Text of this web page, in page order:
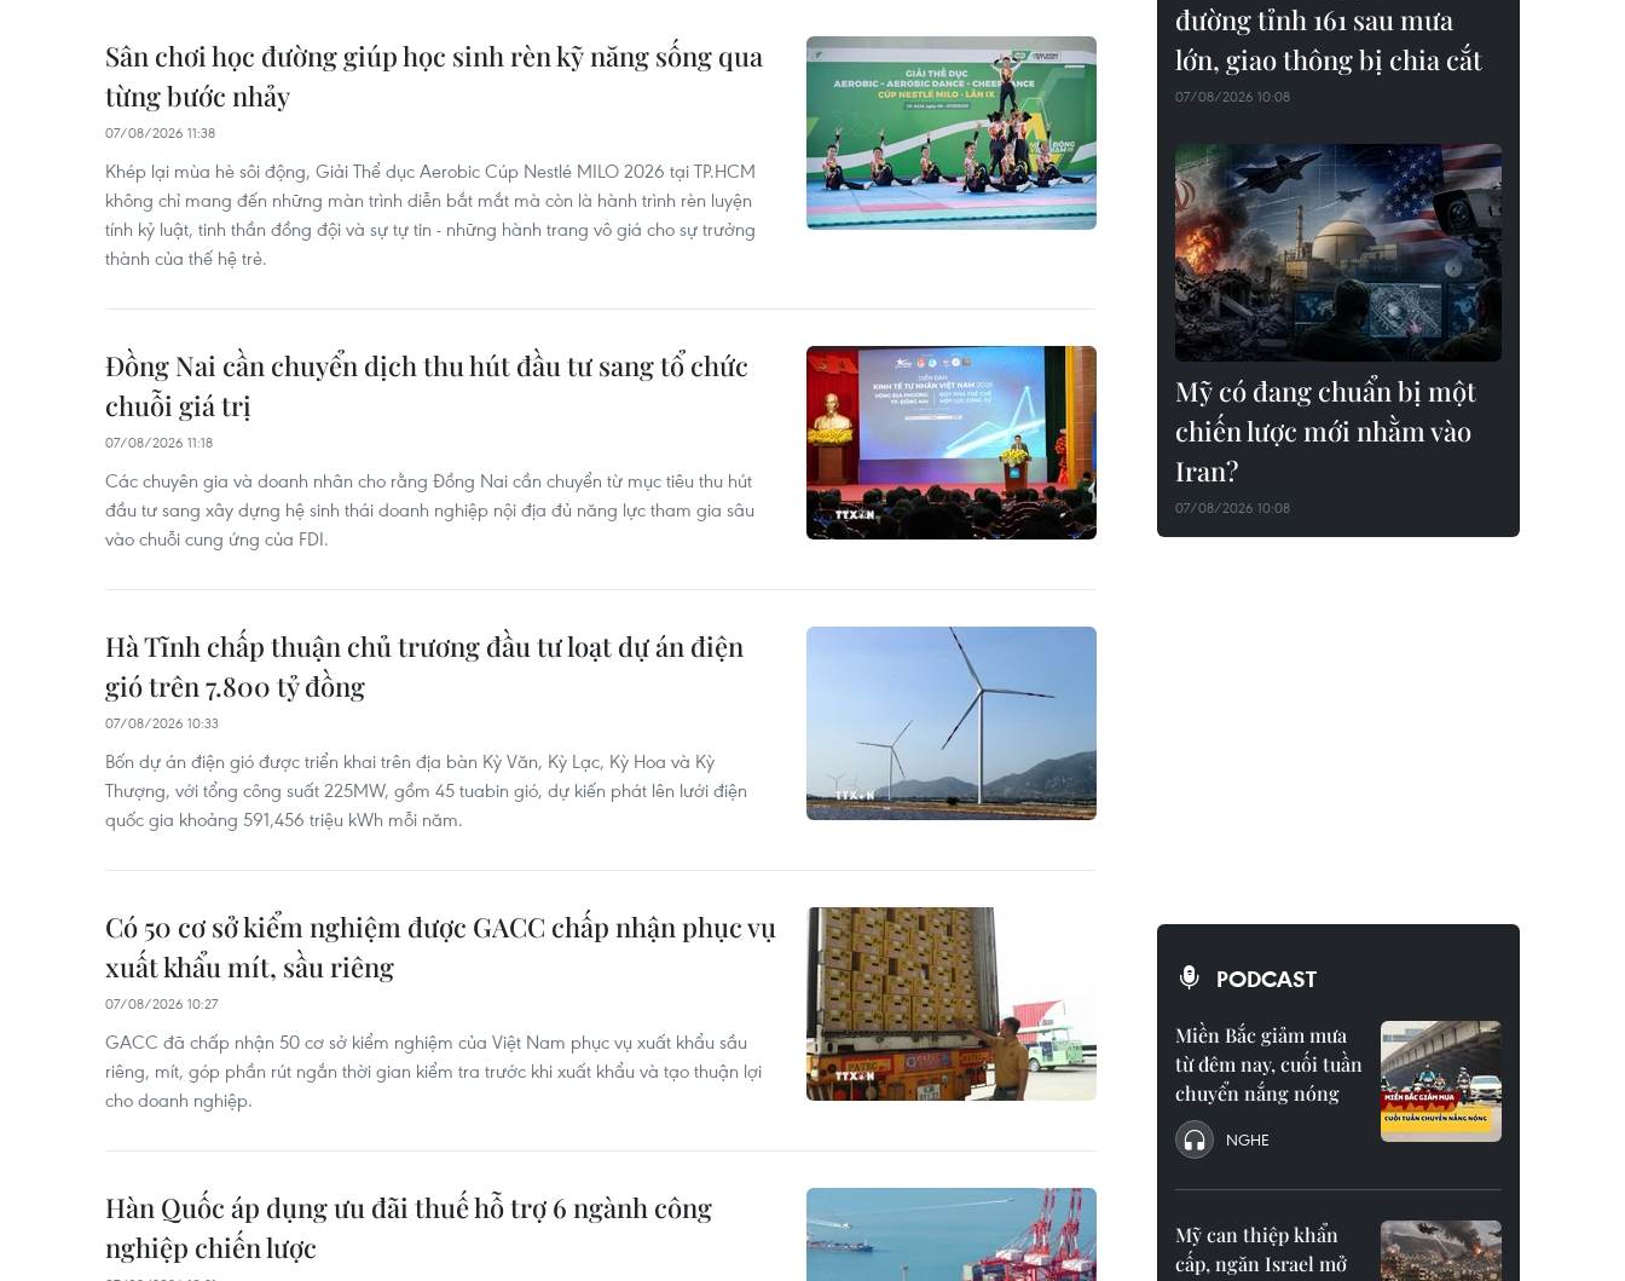
Sân chơi học đường giúp học sinh rèn kỹ năng sống qua
từng bước nhảy
07/08/2026 11:38
Khép lại mùa hè sôi động, Giải Thể dục Aerobic Cúp Nestlé MILO 2026 tại TP.HCM
không chỉ mang đến những màn trình diễn bắt mắt mà còn là hành trình rèn luyện
tính kỷ luật, tinh thần đồng đội và sự tự tin - những hành trang vô giá cho sự trưởng
thành của thế hệ trẻ.
Đồng Nai cần chuyển dịch thu hút đầu tư sang tổ chức
chuỗi giá trị
07/08/2026 11:18
Các chuyên gia và doanh nhân cho rằng Đồng Nai cần chuyển từ mục tiêu thu hút
đầu tư sang xây dựng hệ sinh thái doanh nghiệp nội địa đủ năng lực tham gia sâu
vào chuỗi cung ứng của FDI.
Hà Tĩnh chấp thuận chủ trương đầu tư loạt dự án điện
gió trên 7.800 tỷ đồng
07/08/2026 10:33
Bốn dự án điện gió được triển khai trên địa bàn Kỳ Văn, Kỳ Lạc, Kỳ Hoa và Kỳ
Thượng, với tổng công suất 225MW, gồm 45 tuabin gió, dự kiến phát lên lưới điện
quốc gia khoảng 591,456 triệu kWh mỗi năm.
Có 50 cơ sở kiểm nghiệm được GACC chấp nhận phục vụ
xuất khẩu mít, sầu riêng
07/08/2026 10:27
GACC đã chấp nhận 50 cơ sở kiểm nghiệm của Việt Nam phục vụ xuất khẩu sầu
riêng, mít, góp phần rút ngắn thời gian kiểm tra trước khi xuất khẩu và tạo thuận lợi
cho doanh nghiệp.
Hàn Quốc áp dụng ưu đãi thuế hỗ trợ 6 ngành công
nghiệp chiến lược
đường tỉnh 161 sau mưa
lớn, giao thông bị chia cắt
07/08/2026 10:08
Mỹ có đang chuẩn bị một
chiến lược mới nhằm vào
Iran?
07/08/2026 10:08
PODCAST
Miền Bắc giảm mưa
từ đêm nay, cuối tuần
chuyển nắng nóng
NGHE
Mỹ can thiệp khẩn
cấp, ngăn Israel mở